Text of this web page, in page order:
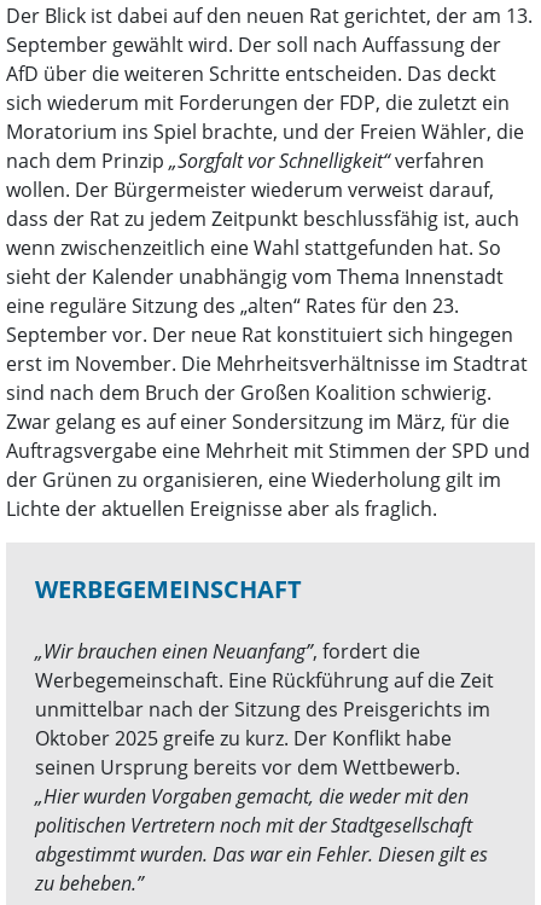
Der Blick ist dabei auf den neuen Rat gerichtet, der am 13.
September gewählt wird. Der soll nach Auffassung der
AfD über die weiteren Schritte entscheiden. Das deckt
sich wiederum mit Forderungen der FDP, die zuletzt ein
Moratorium ins Spiel brachte, und der Freien Wähler, die
nach dem Prinzip „Sorgfalt vor Schnelligkeit“verfahren
wollen. Der Bürgermeister wiederum verweist darauf,
dass der Rat zu jedem Zeitpunkt beschlussfähig ist, auch
wenn zwischenzeitlich eine Wahl stattgefunden hat. So
sieht der Kalender unabhängig vom Thema Innenstadt
eine reguläre Sitzung des „alten“ Rates für den 23.
September vor. Der neue Rat konstituiert sich hingegen
erst im November. Die Mehrheitsverhältnisse im Stadtrat
sind nach dem Bruch der Großen Koalition schwierig.
Zwar gelang es auf einer Sondersitzung im März, für die
Auftragsvergabe eine Mehrheit mit Stimmen der SPD und
der Grünen zu organisieren, eine Wiederholung gilt im
Lichte der aktuellen Ereignisse aber als fraglich.
WERBEGEMEINSCHAFT
„Wir brauchen einen Neuanfang”, fordert die
Werbegemeinschaft. Eine Rückführung auf die Zeit
unmittelbar nach der Sitzung des Preisgerichts im
Oktober 2025 greife zu kurz. Der Konflikt habe
seinen Ursprung bereits vor dem Wettbewerb.
„Hier wurden Vorgaben gemacht, die weder mit den
politischen Vertretern noch mit der Stadtgesellschaft
abgestimmt wurden. Das war ein Fehler. Diesen gilt es
zu beheben.”